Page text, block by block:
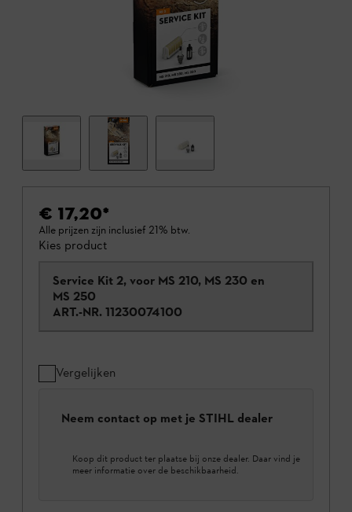
€ 17,20*
Alle prijzen zijn inclusief 21% btw.
Kies product
Service Kit 2, voor MS 210, MS 230 en
MS 250
ART.-NR. 11230074100
Vergelijken
Neem contact op met je STIHL dealer
Koop dit product ter plaatse bij onze dealer. Daar vind je
meer informatie over de beschikbaarheid.